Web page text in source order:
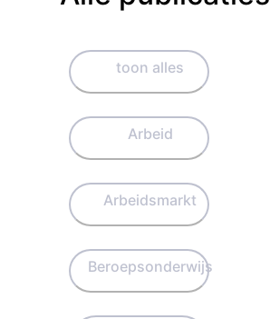
toon alles
Arbeid
Arbeidsmarkt
Beroepsonderwijs